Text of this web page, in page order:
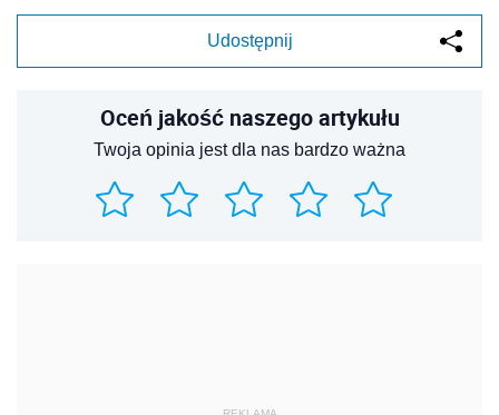
Udostępnij
Oceń jakość naszego artykułu
Twoja opinia jest dla nas bardzo ważna